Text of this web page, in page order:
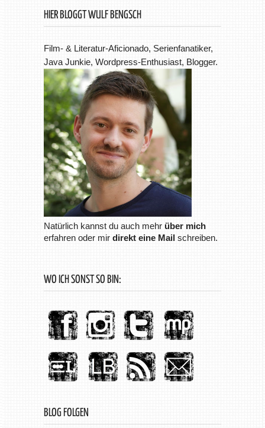
HIER BLOGGT WULF BENGSCH
Film- & Literatur-Aficionado, Serienfanatiker,
Java Junkie, Wordpress-Enthusiast, Blogger.
Natürlich kannst du auch mehr über mich
erfahren oder mir direkt eine Mailschreiben.
WO ICH SONST SO BIN:
BLOG FOLGEN